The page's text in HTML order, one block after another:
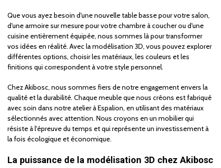
Que vous ayez besoin d'une nouvelle table basse pour votre salon,
d'une armoire sur mesure pour votre chambre à coucher ou d'une
cuisine entièrement équipée, nous sommes là pour transformer
vos idées en réalité. Avec la modélisation 3D, vous pouvez explorer
différentes options, choisir les matériaux, les couleurs et les
finitions qui correspondent à votre style personnel.
Chez Akibosc, nous sommes fiers de notre engagement envers la
qualité et la durabilité. Chaque meuble que nous créons est fabriqué
avec soin dans notre atelier à Espalion, en utilisant des matériaux
sélectionnés avec attention. Nous croyons en un mobilier qui
résiste à l'épreuve du temps et qui représente un investissement à
la fois écologique et économique.
La puissance de la modélisation 3D chez Akibosc